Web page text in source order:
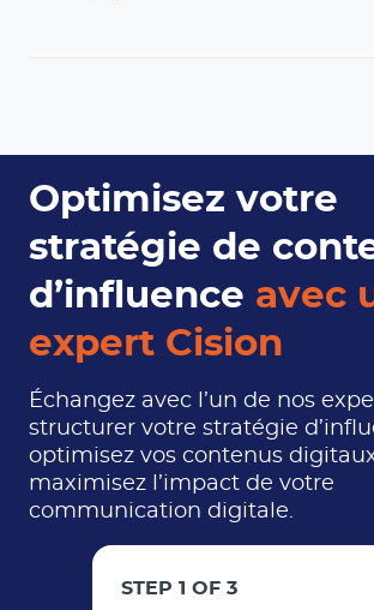
Optimisez votre
stratégie de
d’influence avec
expert Cision
Échangez avec l’un de nos
structurer votre stratégie
optimisez vos contenus
maximisez l’impact de votre
communication digitale.
STEP 1 OF 3